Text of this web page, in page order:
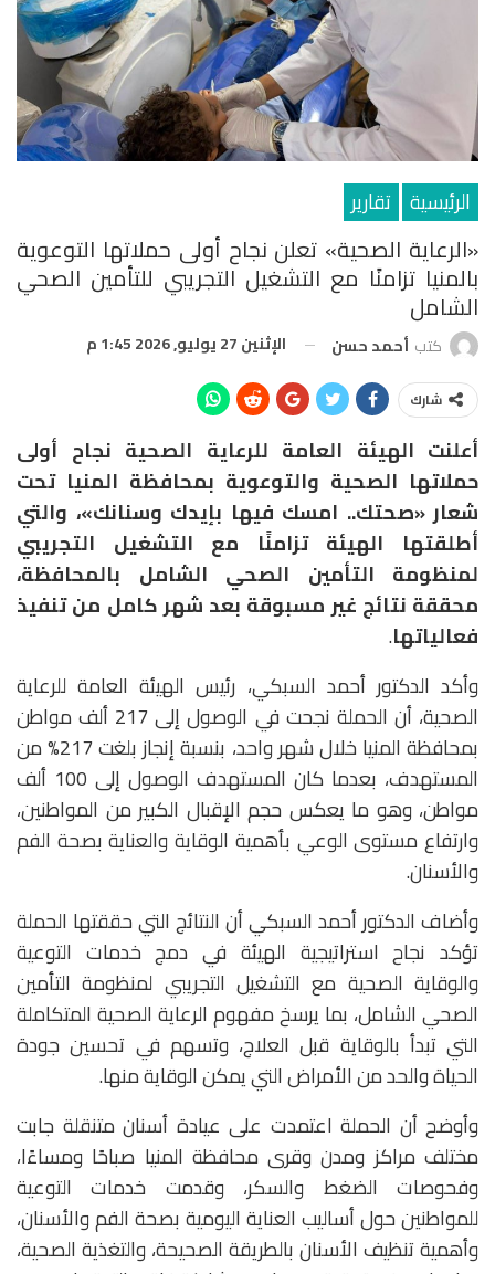
الرئيسية تقارير
«الرعاية الصحية» تعلن نجاح أولى حملاتها التوعوية
بالمنيا تزامنًا مع التشغيل التجريبي للتأمين الصحي
الشامل
كتب أحمد حسن الإثنين 27 يوليو, 2026 1:45 م
شارك
أعلنت الهيئة العامة للرعاية الصحية نجاح أولى
حملاتها الصحية والتوعوية بمحافظة المنيا تحت
شعار «صحتك.. امسك فيها بإيدك وسنانك»، والتي
أطلقتها الهيئة تزامنًا مع التشغيل التجريبي
لمنظومة التأمين الصحي الشامل بالمحافظة،
محققة نتائج غير مسبوقة بعد شهر كامل من تنفيذ
فعالياتها.
وأكد الدكتور أحمد السبكي، رئيس الهيئة العامة للرعاية
الصحية، أن الحملة نجحت في الوصول إلى 217 ألف مواطن
بمحافظة المنيا خلال شهر واحد، بنسبة إنجاز بلغت 217% من
المستهدف، بعدما كان المستهدف الوصول إلى 100 ألف
مواطن، وهو ما يعكس حجم الإقبال الكبير من المواطنين،
وارتفاع مستوى الوعي بأهمية الوقاية والعناية بصحة الفم
والأسنان.
وأضاف الدكتور أحمد السبكي أن النتائج التي حققتها الحملة
تؤكد نجاح استراتيجية الهيئة في دمج خدمات التوعية
والوقاية الصحية مع التشغيل التجريبي لمنظومة التأمين
الصحي الشامل، بما يرسخ مفهوم الرعاية الصحية المتكاملة
التي تبدأ بالوقاية قبل العلاج، وتسهم في تحسين جودة
الحياة والحد من الأمراض التي يمكن الوقاية منها.
وأوضح أن الحملة اعتمدت على عيادة أسنان متنقلة جابت
مختلف مراكز ومدن وقرى محافظة المنيا صباحًا ومساءًا،
وفحوصات الضغط والسكر، وقدمت خدمات التوعية
للمواطنين حول أساليب العناية اليومية بصحة الفم والأسنان،
وأهمية تنظيف الأسنان بالطريقة الصحيحة، والتغذية الصحية،